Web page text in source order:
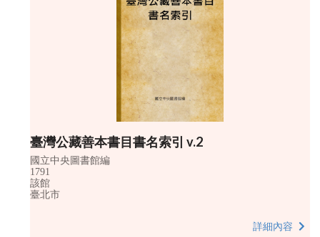
臺灣公藏善本書目書名索引 v.2
國立中央圖書館編
1791
該館
臺北市
詳細內容